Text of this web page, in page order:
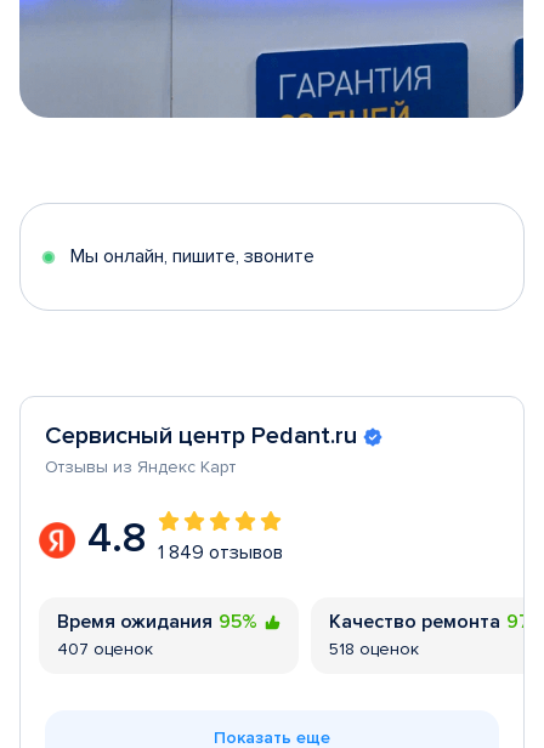
5
Мы онлайн, пишите, звоните
Сервисный центр Pedant.ru
Отзывы из Яндекс Карт
4.8 1 849 отзывов
Время ожидания 95%
407 оценок
Качество ремонта
518 оценок
Показать еще